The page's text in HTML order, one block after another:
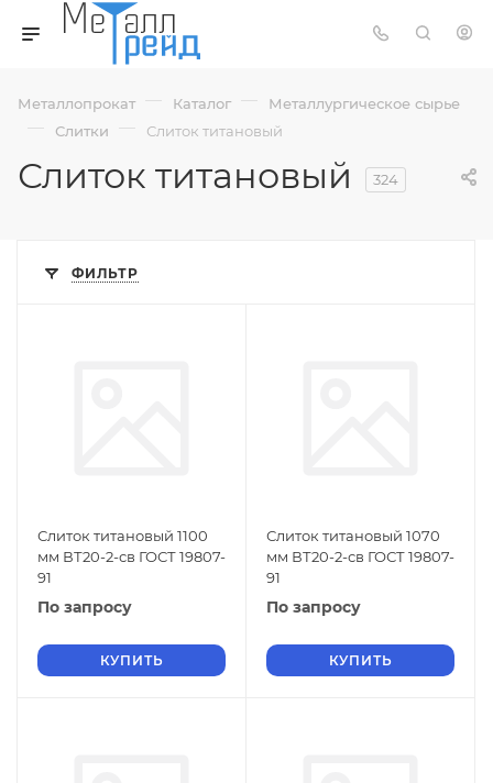
Металлопрокат — Каталог — Металлургическое сырье
— Слитки — Слиток титановый
Слиток титановый 324
ФИЛЬТР
Слиток титановый 1100
мм ВТ20-2-св ГОСТ 19807-
91
По запросу
КУПИТЬ
Слиток титановый 1070
мм ВТ20-2-св ГОСТ 19807-
91
По запросу
КУПИТЬ